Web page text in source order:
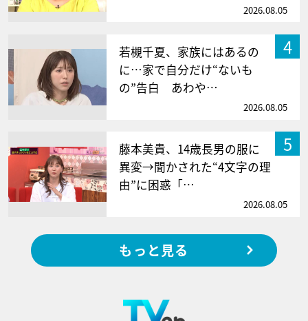
2026.08.05
4
若槻千夏、家族にはあるの
に…家で自分だけ“ないも
の”告白 あわや…
2026.08.05
5
藤本美貴、14歳長男の服に
異変→聞かされた“4文字の理
由”に困惑「…
2026.08.05
もっと見る